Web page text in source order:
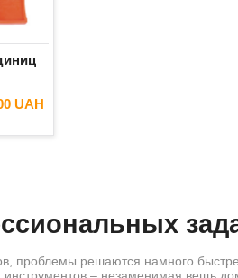
UAH
проблемы решаются намного
– незаменимая вещь